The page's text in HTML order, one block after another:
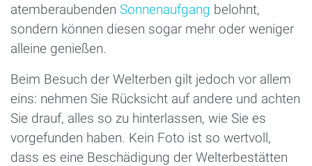
atemberaubenden Sonnenaufgang belohnt,
sondern können diesen sogar mehr oder weniger
alleine genießen.
Beim Besuch der Welterben gilt jedoch vor allem
eins: nehmen Sie Rücksicht auf andere und achten
Sie drauf, alles so zu hinterlassen, wie Sie es
vorgefunden haben. Kein Foto ist so wertvoll,
dass es eine Beschädigung der Welterbestätten